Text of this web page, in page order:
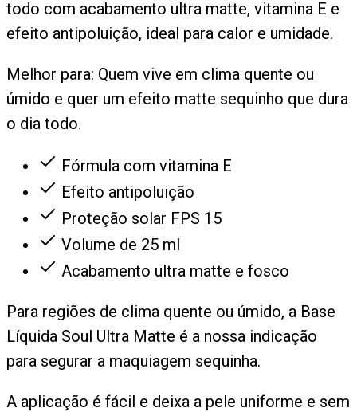
todo com acabamento ultra matte, vitamina E e
efeito antipoluição, ideal para calor e umidade.
Melhor para: Quem vive em clima quente ou
úmido e quer um efeito matte sequinho que dura
o dia todo.
Fórmula com vitamina E
Efeito antipoluição
Proteção solar FPS 15
Volume de 25 ml
Acabamento ultra matte e fosco
Para regiões de clima quente ou úmido, a Base
Líquida Soul Ultra Matte é a nossa indicação
para segurar a maquiagem sequinha.
A aplicação é fácil e deixa a pele uniforme e sem